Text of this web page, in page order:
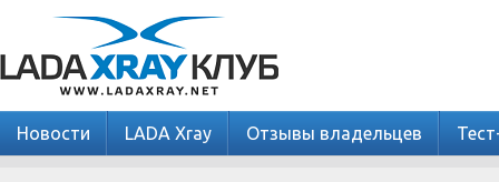
Новости LADA Xray Отзывы владельцев